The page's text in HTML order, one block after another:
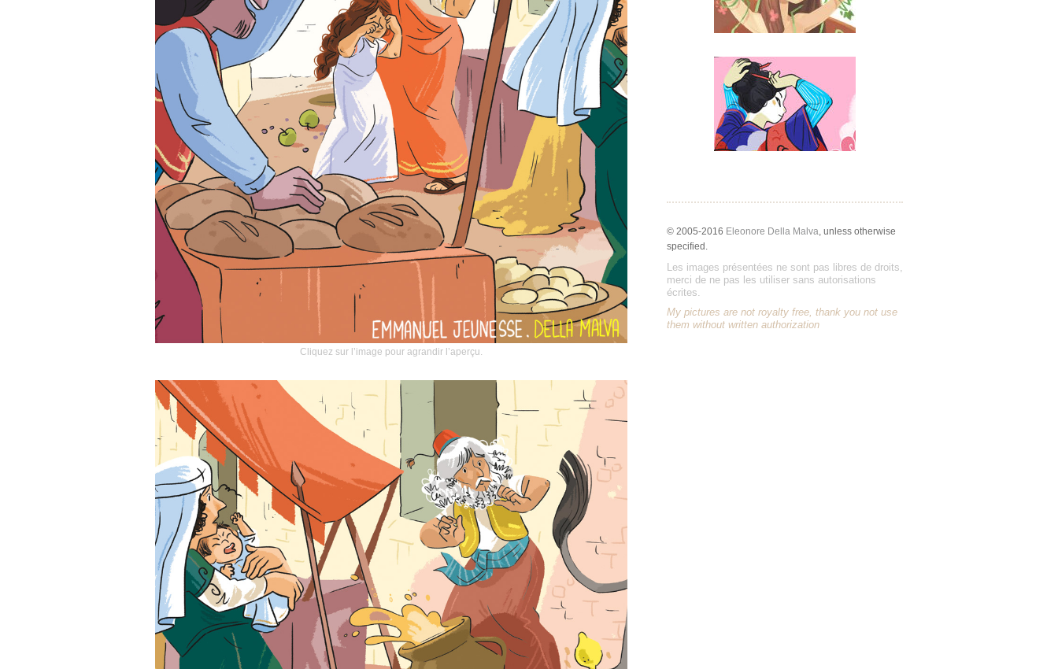
Cliquez sur l’image pour agrandir l’aperçu.
© 2005-2016 Eleonore Della Malva , unless otherwise
specified.
Les images présentées ne sont pas libres de droits,
merci de ne pas les utiliser sans autorisations
écrites.
My pictures are not royalty free, thank you not use
them without written authorization